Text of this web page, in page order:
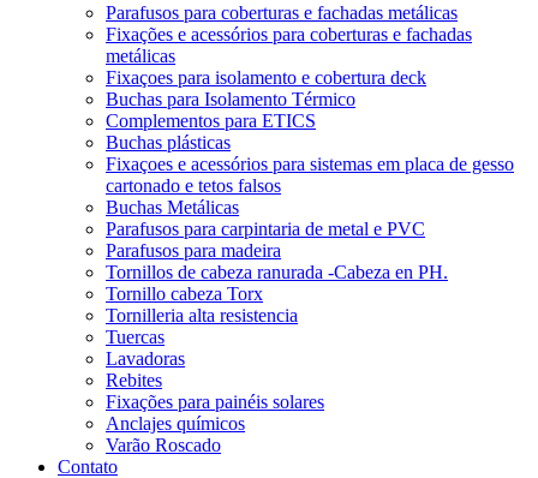
Parafusos para coberturas e fachadas metálicas
Fixações e acessórios para coberturas e fachadas
metálicas
Fixaçoes para isolamento e cobertura deck
Buchas para Isolamento Térmico
Complementos para ETICS
Buchas plásticas
Fixaçoes e acessórios para sistemas em placa de gesso
cartonado e tetos falsos
Buchas Metálicas
Parafusos para carpintaria de metal e PVC
Parafusos para madeira
Tornillos de cabeza ranurada -Cabeza en PH.
Tornillo cabeza Torx
Tornilleria alta resistencia
Tuercas
Lavadoras
Rebites
Fixações para painéis solares
Anclajes químicos
Varão Roscado
Contato